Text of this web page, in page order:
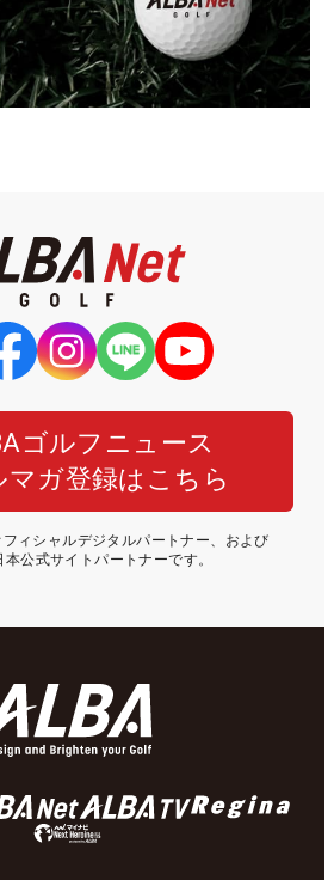
ゴルフニュース
マガ登録はこちら
ィシャルデジタルパートナー、および
本公式サイトパートナーです。